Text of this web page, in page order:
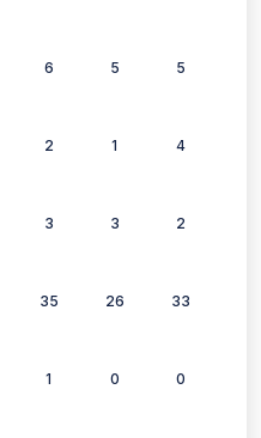
6 5 5
2 1 4
3 3 2
35 26 33
1 0 0